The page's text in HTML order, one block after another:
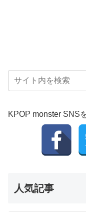
KPOP monster SNS
人気記事